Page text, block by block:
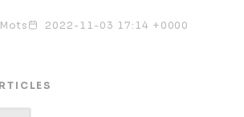
2022-11-03 17:14 +0000